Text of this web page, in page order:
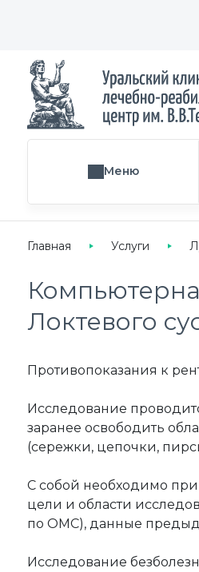
Меню
Главная Услуги
Локтевого
Противопоказания к
Исследование
заранее освободить
(сережки, цепочки,
С собой необходимо
цели и области
по ОМС), данные
Исследование